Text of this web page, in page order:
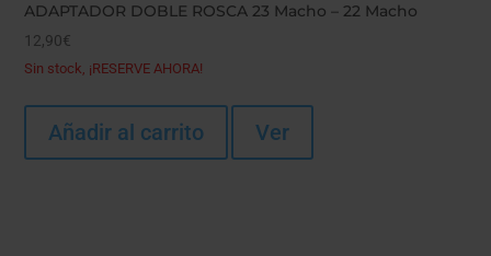
ADAPTADOR DOBLE ROSCA 23 Macho – 22 Macho
12,90€
Sin stock, ¡RESERVE AHORA!
Añadir al carrito Ver